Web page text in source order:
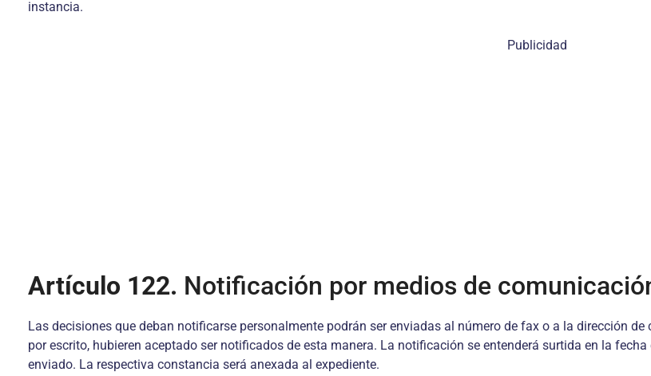
instancia.
Publicidad
Artículo 122. Notificación por medios de
Las decisiones que deban notificarse personalmente podrán ser enviadas al número de fax o a la dirección
por escrito, hubieren aceptado ser notificados de esta manera. La notificación se entenderá surtida en la
enviado. La respectiva constancia será anexada al expediente.